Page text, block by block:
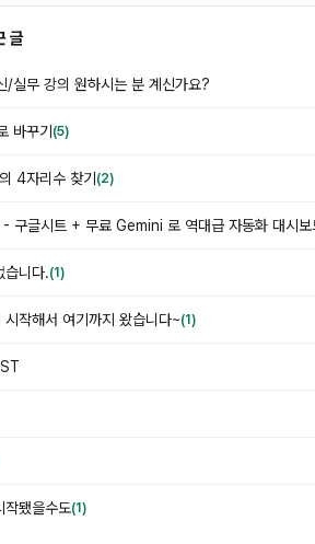
글
실무 강의 원하시는 분 계신가요?
바꾸기 (5)
4자리수 찾기 (2)
습니다.(1)
작해서 여기까지 왔습니다~(1)
작됐을수도(1)